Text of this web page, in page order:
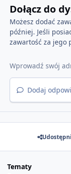
Dołącz do
Możesz dodać
później. Jeśli
zawartość za jego
Dodaj
Tematy